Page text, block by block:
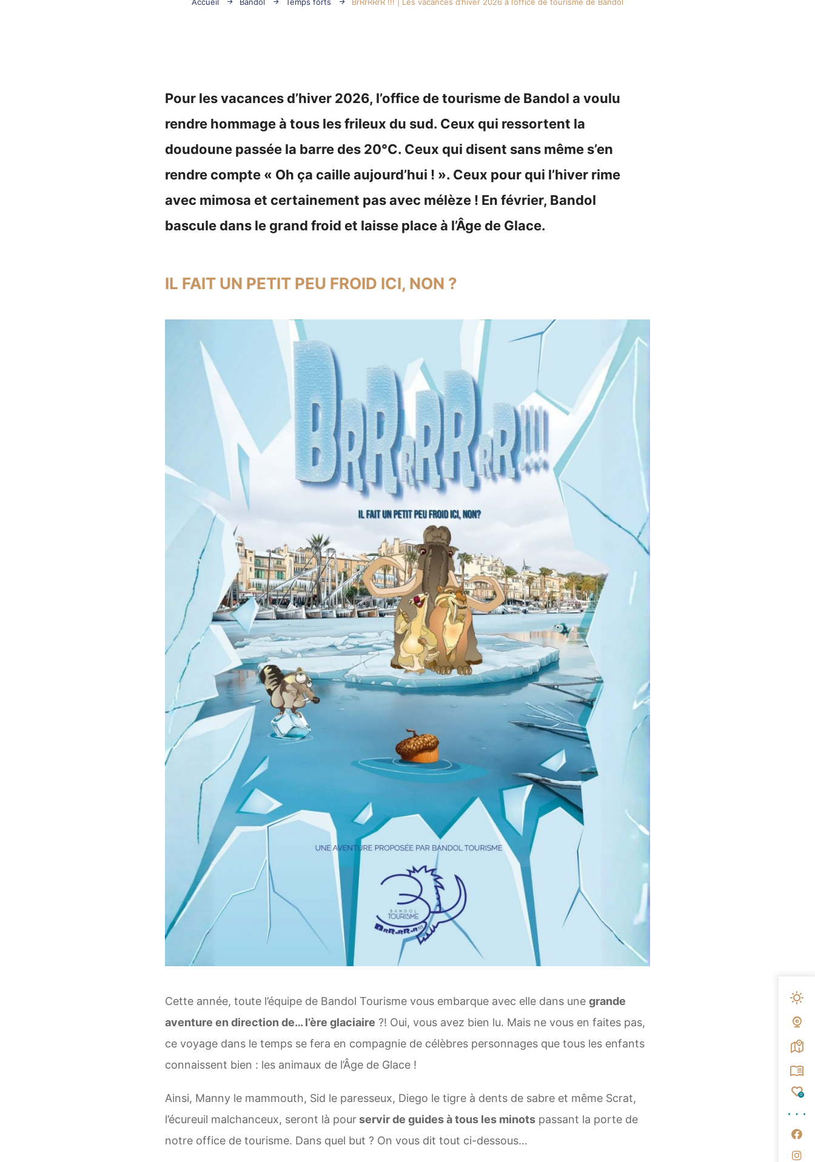
0
Pour les vacances d’hiver 2026, l’office de tourisme de Bandol a voulu
rendre hommage à tous les frileux du sud. Ceux qui ressortent la
doudoune passée la barre des 20°C. Ceux qui disent sans même s’en
rendre compte « Oh ça caille aujourd’hui ! ». Ceux pour qui l’hiver rime
avec mimosa et certainement pas avec mélèze ! En février, Bandol
bascule dans le grand froid et laisse place à l’Âge de Glace.
IL FAIT UN PETIT PEU FROID ICI, NON ?
Cette année, toute l’équipe de Bandol Tourisme vous embarque avec elle dans une grande
aventure en direction de… l’ère glaciaire ?! Oui, vous avez bien lu. Mais ne vous en faites pas,
ce voyage dans le temps se fera en compagnie de célèbres personnages que tous les enfants
connaissent bien : les animaux de l’Âge de Glace !
Ainsi, Manny le mammouth, Sid le paresseux, Diego le tigre à dents de sabre et même Scrat,
l’écureuil malchanceux, seront là pourservir de guides à tous les minots passant la porte de
notre office de tourisme. Dans quel but ? On vous dit tout ci-dessous…